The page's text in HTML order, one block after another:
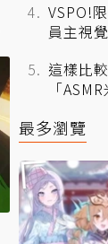
VSPO!
員主視
這樣比
「
最多瀏覽